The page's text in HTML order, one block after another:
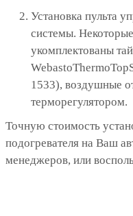
Установка пульта
системы.
укомплектованы
1533), воздушные
терморегулятором.
Точную стоимость
подогревателя на Ваш
менеджеров, или